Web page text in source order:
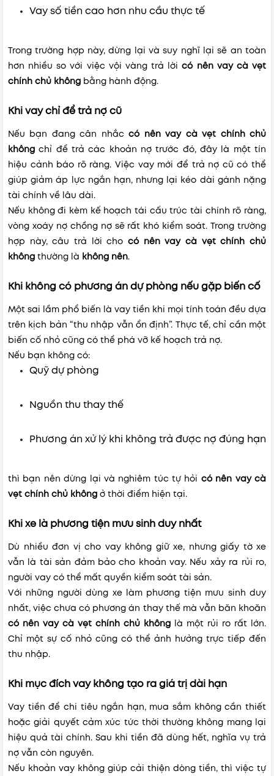
Vay số tiền cao hơn nhu cầu thực tế
Trong trường hợp này, dừng lại và suy nghĩ lại sẽ an toàn
hơn nhiều so với việc vội vàng trả lờicó nên vay cà vẹt
chính chủ không bằng hành động.
Khi vay chỉ để trả nợ cũ
Nếu bạn đang cân nhắccó nên vay cà vẹt chính chủ
không chỉ để trả các khoản nợ trước đó, đây là một tín
hiệu cảnh báo rõ ràng. Việc vay mới để trả nợ cũ có thể
giúp giảm áp lực ngắn hạn, nhưng lại kéo dài gánh nặng
tài chính về lâu dài.
Nếu không đi kèm kế hoạch tái cấu trúc tài chính rõ ràng,
vòng xoáy nợ chồng nợ sẽ rất khó kiểm soát. Trong trường
hợp này, câu trả lời cho có nên vay cà vẹt chính chủ
không thường là không nên.
Khi không có phương án dự phòng nếu gặp biến cố
Một sai lầm phổ biến là vay tiền khi mọi tính toán đều dựa
trên kịch bản “thu nhập vẫn ổn định”. Thực tế, chỉ cần một
biến cố nhỏ cũng có thể phá vỡ kế hoạch trả nợ.
Nếu bạn không có:
Quỹ dự phòng
Nguồn thu thay thế
Phương án xử lý khi không trả được nợ đúng hạn
thì bạn nên dừng lại và nghiêm túc tự hỏi có nên vay cà
vẹt chính chủ không ở thời điểm hiện tại.
Khi xe là phương tiện mưu sinh duy nhất
Dù nhiều đơn vị cho vay không giữ xe, nhưng giấy tờ xe
vẫn là tài sản đảm bảo cho khoản vay. Nếu xảy ra rủi ro,
người vay có thể mất quyền kiểm soát tài sản.
Với những người dùng xe làm phương tiện mưu sinh duy
nhất, việc chưa có phương án thay thế mà vẫn băn khoăn
có nên vay cà vẹt chính chủ không là một rủi ro rất lớn.
Chỉ một sự cố nhỏ cũng có thể ảnh hưởng trực tiếp đến
thu nhập.
Khi mục đích vay không tạo ra giá trị dài hạn
Vay tiền để chi tiêu ngắn hạn, mua sắm không cần thiết
hoặc giải quyết cảm xúc tức thời thường không mang lại
hiệu quả tài chính. Sau khi tiền đã dùng hết, nghĩa vụ trả
nợ vẫn còn nguyên.
Nếu khoản vay không giúp cải thiện dòng tiền, thì việc tự